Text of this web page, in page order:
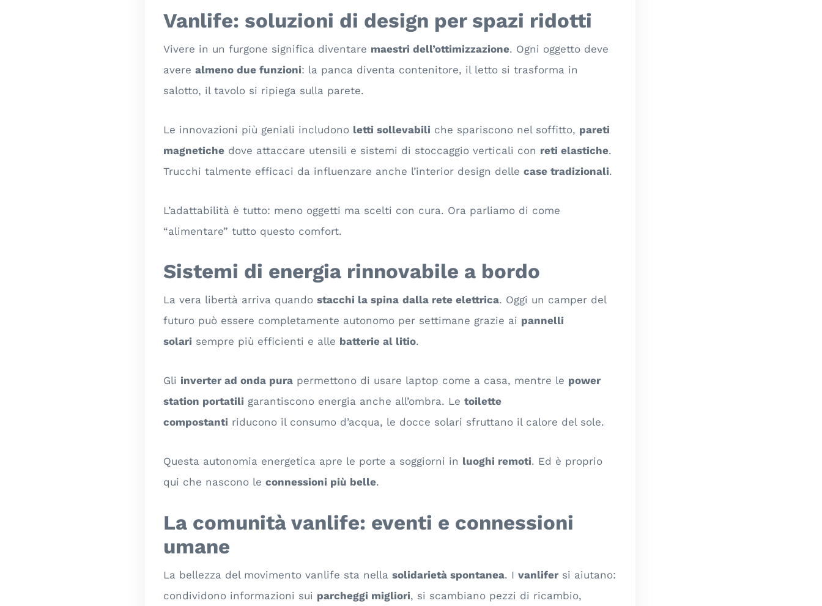
Vanlife: soluzioni di design per spazi ridotti
Vivere in un furgone significa diventare maestri dell’ottimizzazione. Ogni oggetto deve
avere almeno due funzioni: la panca diventa contenitore, il letto si trasforma in
salotto, il tavolo si ripiega sulla parete.
Le innovazioni più geniali includono letti sollevabili che spariscono nel soffitto, pareti
magnetiche dove attaccare utensili e sistemi di stoccaggio verticali con reti elastiche.
Trucchi talmente efficaci da influenzare anche l’interior design delle case tradizionali.
L’adattabilità è tutto: meno oggetti ma scelti con cura. Ora parliamo di come
“alimentare” tutto questo comfort.
Sistemi di energia rinnovabile a bordo
La vera libertà arriva quando stacchi la spina dalla rete elettrica. Oggi un camper del
futuro può essere completamente autonomo per settimane grazie ai pannelli
solari sempre più efficienti e alle batterie al litio.
Gli inverter ad onda pura permettono di usare laptop come a casa, mentre le power
station portatili garantiscono energia anche all’ombra. Le toilette
compostanti riducono il consumo d’acqua, le docce solari sfruttano il calore del sole.
Questa autonomia energetica apre le porte a soggiorni in luoghi remoti. Ed è proprio
qui che nascono le connessioni più belle.
La comunità vanlife: eventi e connessioni
umane
La bellezza del movimento vanlife sta nella solidarietà spontanea. I vanlifer si aiutano:
condividono informazioni sui parcheggi migliori, si scambiano pezzi di ricambio,